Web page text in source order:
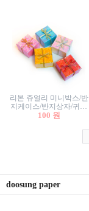
리본 쥬얼리 미니박스/반
지케이스/반지상자/귀걸
이상자/귀걸이박스/악세
100 원
doosung paper